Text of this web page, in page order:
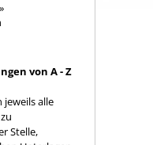
»
von A - Z
alle
Stelle,